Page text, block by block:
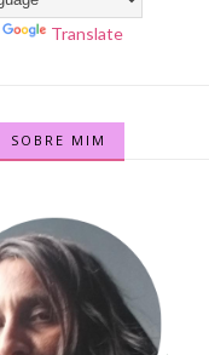
Translate
SOBRE MIM